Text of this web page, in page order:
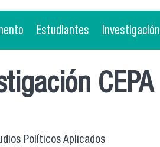
Estudiantes Investigación
CEPA
Políticos Aplicados